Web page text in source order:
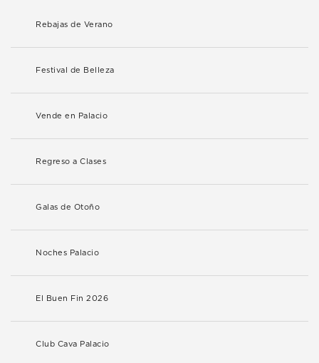
Rebajas de Verano
Festival de Belleza
Vende en Palacio
Regreso a Clases
Galas de Otoño
Noches Palacio
El Buen Fin 2026
Club Cava Palacio